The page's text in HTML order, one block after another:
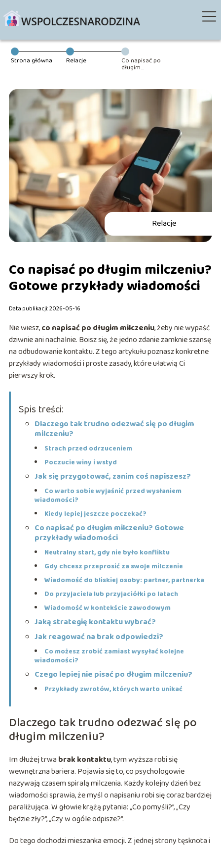
Strona główna Relacje Co napisać po
długim
przykłady
wiadomości
Relacje
Co napisać po długim milczeniu?
Gotowe przykłady wiadomości
Data publikacji: 2026-05-16
Nie wiesz,co napisać po długim milczeniu, żeby nie wypaść
dziwnie ani nachalnie. Boisz się, że jedno zdanie zamknie szansę
na odbudowanie kontaktu. Z tego artykułu poznasz konkretne
przykłady wiadomości i proste zasady, które ułatwią Ci
pierwszy krok.
Spis treści:
Dlaczego tak trudno odezwać się po długim
milczeniu?
Strach przed odrzuceniem
Poczucie winy i wstyd
Jak się przygotować, zanim coś napiszesz?
Co warto sobie wyjaśnić przed wysłaniem
wiadomości?
Kiedy lepiej jeszcze poczekać?
Co napisać po długim milczeniu? Gotowe
przykłady wiadomości
Neutralny start, gdy nie było konfliktu
Gdy chcesz przeprosić za swoje milczenie
Wiadomość do bliskiej osoby: partner, partnerka
Do przyjaciela lub przyjaciółki po latach
Wiadomość w kontekście zawodowym
Jaką strategię kontaktu wybrać?
Jak reagować na brak odpowiedzi?
Co możesz zrobić zamiast wysyłać kolejne
wiadomości?
Czego lepiej nie pisać po długim milczeniu?
Przykłady zwrotów, których warto unikać
Dlaczego tak trudno odezwać się po
długim milczeniu?
Im dłużej trwa brak kontaktu, tym wyższa robi się
wewnętrzna bariera. Pojawia się to, co psychologowie
nazywają czasem spiralą milczenia. Każdy kolejny dzień bez
wiadomości sprawia, że myśl o napisaniu robi się coraz bardziej
paraliżująca. W głowie krążą pytania: „Co pomyśli?”, „Czy
będzie zły?”, „Czy w ogóle odpisze?”.
Do tego dochodzi mieszanka emocji. Z jednej strony tęsknota i